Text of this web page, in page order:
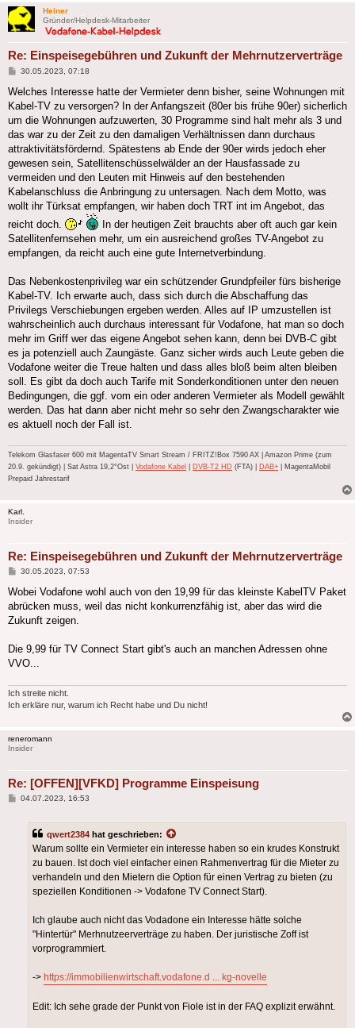
Heiner
Gründer/Helpdesk-Mitarbeiter
Re: Einspeisegebühren und Zukunft der Mehrnutzerverträge
Beitrag
30.05.2023, 07:18
Welches Interesse hatte der Vermieter denn bisher, seine Wohnungen mit
Kabel-TV zu versorgen? In der Anfangszeit (80er bis frühe 90er) sicherlich
um die Wohnungen aufzuwerten, 30 Programme sind halt mehr als 3 und
das war zu der Zeit zu den damaligen Verhältnissen dann durchaus
attraktivitätsfördernd. Spätestens ab Ende der 90er wirds jedoch eher
gewesen sein, Satellitenschüsselwälder an der Hausfassade zu
vermeiden und den Leuten mit Hinweis auf den bestehenden
Kabelanschluss die Anbringung zu untersagen. Nach dem Motto, was
wollt ihr Türksat empfangen, wir haben doch TRT int im Angebot, das
reicht doch.
In der heutigen Zeit brauchts aber oft auch gar kein
Satellitenfernsehen mehr, um ein ausreichend großes TV-Angebot zu
empfangen, da reicht auch eine gute Internetverbindung.
Das Nebenkostenprivileg war ein schützender Grundpfeiler fürs bisherige
Kabel-TV. Ich erwarte auch, dass sich durch die Abschaffung das
Privilegs Verschiebungen ergeben werden. Alles auf IP umzustellen ist
wahrscheinlich auch durchaus interessant für Vodafone, hat man so doch
mehr im Griff wer das eigene Angebot sehen kann, denn bei DVB-C gibt
es ja potenziell auch Zaungäste. Ganz sicher wirds auch Leute geben die
Vodafone weiter die Treue halten und dass alles bloß beim alten bleiben
soll. Es gibt da doch auch Tarife mit Sonderkonditionen unter den neuen
Bedingungen, die ggf. vom ein oder anderen Vermieter als Modell gewählt
werden. Das hat dann aber nicht mehr so sehr den Zwangscharakter wie
es aktuell noch der Fall ist.
Telekom Glasfaser 600 mit MagentaTV Smart Stream / FRITZ!Box 7590 AX | Amazon Prime (zum
20.9. gekündigt) | Sat Astra 19,2°Ost | Vodafone Kabel DVB-T2 HD (FTA) | DAB+ | MagentaMobil
Prepaid Jahrestarif
Karl.
Insider
Re: Einspeisegebühren und Zukunft der Mehrnutzerverträge
Beitrag
30.05.2023, 07:53
Wobei Vodafone wohl auch von den 19,99 für das kleinste KabelTV Paket
abrücken muss, weil das nicht konkurrenzfähig ist, aber das wird die
Zukunft zeigen.
Die 9,99 für TV Connect Start gibt's auch an manchen Adressen ohne
VVO...
Ich streite nicht.
Ich erkläre nur, warum ich Recht habe und Du nicht!
reneromann
Insider
Re: [OFFEN][VFKD] Programme Einspeisung
Beitrag
04.07.2023, 16:53
qwert2384 hat geschrieben:
Warum sollte ein Vermieter ein interesse haben so ein krudes Konstrukt
zu bauen. Ist doch viel einfacher einen Rahmenvertrag für die Mieter zu
verhandeln und den Mietern die Option für einen Vertrag zu bieten (zu
speziellen Konditionen -> Vodafone TV Connect Start).
Ich glaube auch nicht das Vodadone ein Interesse hätte solche
"Hintertür" Merhnutzeerverträge zu haben. Der juristische Zoff ist
vorprogrammiert.
-> https://immobilienwirtschaft.vodafone.d ... kg-novelle
Edit: Ich sehe grade der Punkt von Fiole ist in der FAQ explizit erwähnt.